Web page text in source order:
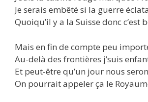
Je serais embêté si la guerre
Quoiqu’il y a la Suisse donc c’est
Mais en fin de compte peu
Au-delà des frontières j’suis
Et peut-être qu’un jour nous
On pourrait appeler ça le